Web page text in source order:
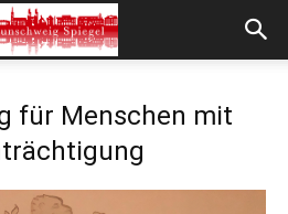
für Menschen mit